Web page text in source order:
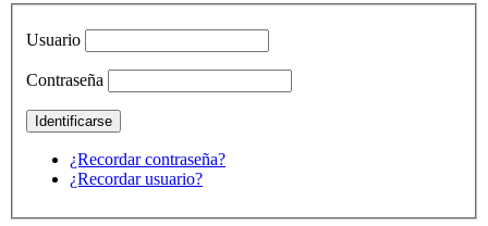
Usuario
Contraseña
¿Recordar contraseña?
¿Recordar usuario?